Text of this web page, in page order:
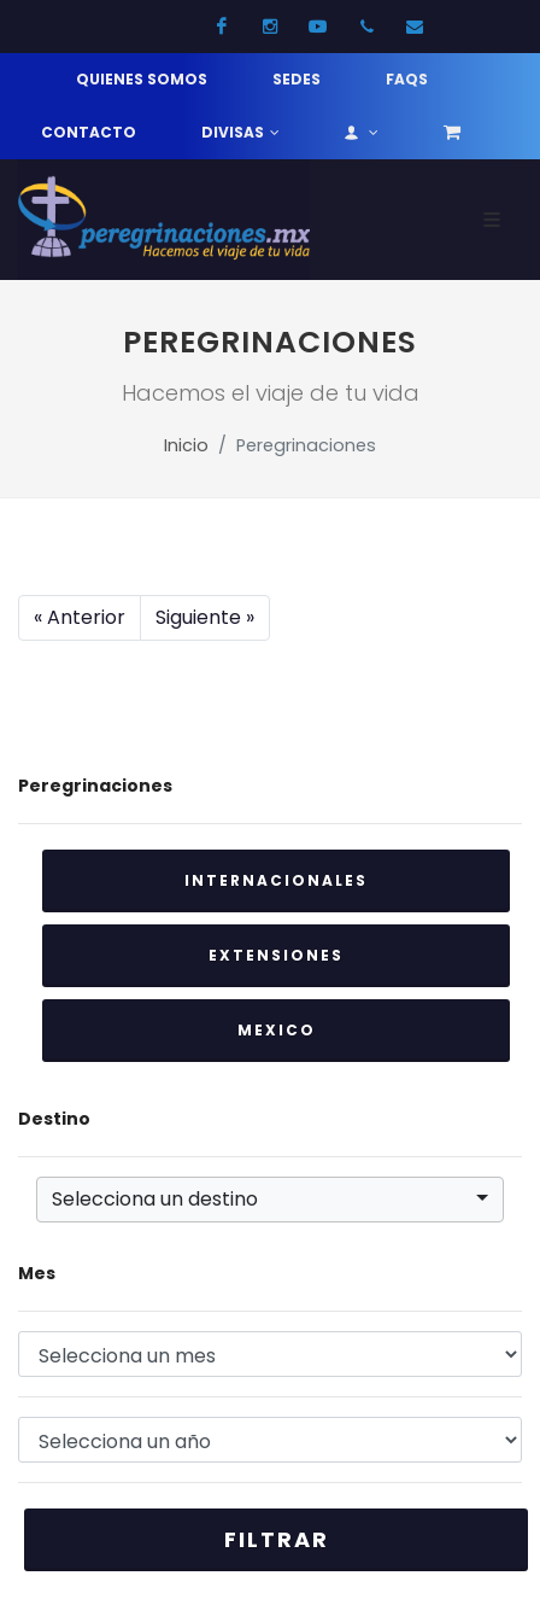
FacebookInstagramYoutube52 33 31210744
QUIENES SOMOS SEDES FAQS
CONTACTO DIVISAS
PEREGRINACIONES
Hacemos el viaje de tu vida
Inicio Peregrinaciones
« Anterior Siguiente »
Peregrinaciones
INTERNACIONALES
EXTENSIONES
MEXICO
Destino
Selecciona un destino
Mes